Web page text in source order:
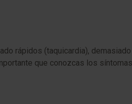
rápidos (taquicardia),
que conozcas los